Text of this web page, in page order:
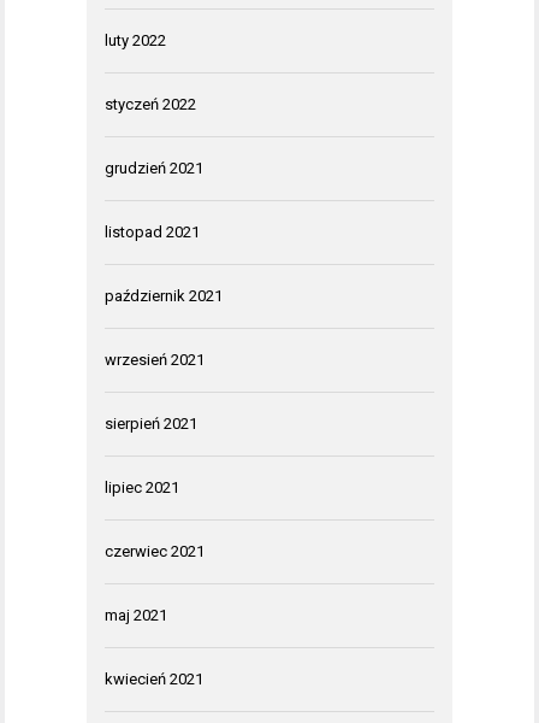
luty 2022
styczeń 2022
grudzień 2021
listopad 2021
październik 2021
wrzesień 2021
sierpień 2021
lipiec 2021
czerwiec 2021
maj 2021
kwiecień 2021